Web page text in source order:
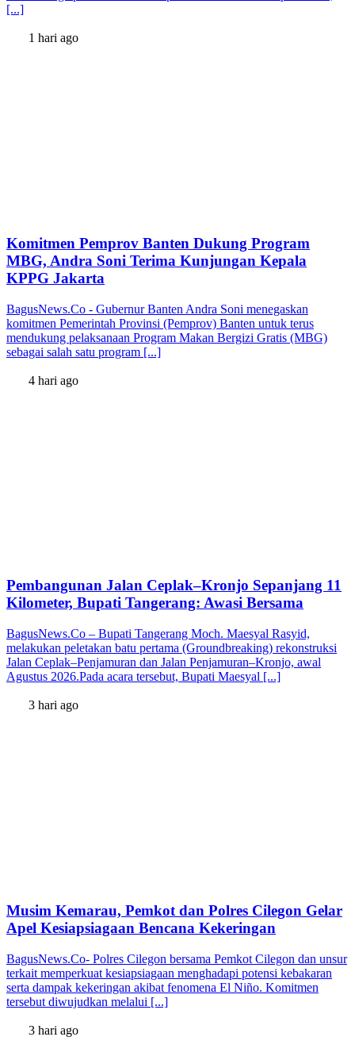
[...]
1 hari ago
Komitmen Pemprov Banten Dukung Program
MBG, Andra Soni Terima Kunjungan Kepala
KPPG Jakarta
BagusNews.Co - Gubernur Banten Andra Soni menegaskan
komitmen Pemerintah Provinsi (Pemprov) Banten untuk terus
mendukung pelaksanaan Program Makan Bergizi Gratis (MBG)
sebagai salah satu program [...]
4 hari ago
Pembangunan Jalan Ceplak–Kronjo Sepanjang 11
Kilometer, Bupati Tangerang: Awasi Bersama
BagusNews.Co – Bupati Tangerang Moch. Maesyal Rasyid,
melakukan peletakan batu pertama (Groundbreaking) rekonstruksi
Jalan Ceplak–Penjamuran dan Jalan Penjamuran–Kronjo, awal
Agustus 2026.Pada acara tersebut, Bupati Maesyal [...]
3 hari ago
Musim Kemarau, Pemkot dan Polres Cilegon Gelar
Apel Kesiapsiagaan Bencana Kekeringan
BagusNews.Co- Polres Cilegon bersama Pemkot Cilegon dan unsur
terkait memperkuat kesiapsiagaan menghadapi potensi kebakaran
serta dampak kekeringan akibat fenomena El Niño. Komitmen
tersebut diwujudkan melalui [...]
3 hari ago